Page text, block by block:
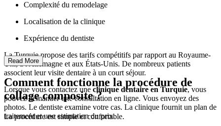
Complexité du remodelage
Localisation de la clinique
Expérience du dentiste
La Turquie propose des tarifs compétitifs par rapport au Royaume-
Uni, à l'Allemagne et aux États-Unis. De nombreux patients
associent leur visite dentaire à un court séjour.
Lorsque vous contactez une clinique dentaire en Turquie, vous
pouvez demander une consultation en ligne. Vous envoyez des
photos. Le dentiste examine votre cas. La clinique fournit un plan de
traitement et une estimation du prix.
Read More
Comment fonctionne la procédure de
collage composite ?
La procédure est simple et confortable.